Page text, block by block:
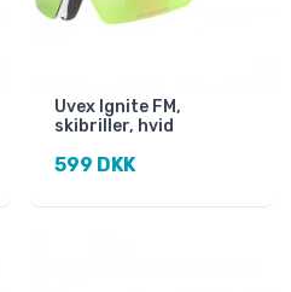
Uvex Ignite FM,
skibriller, hvid
599 DKK